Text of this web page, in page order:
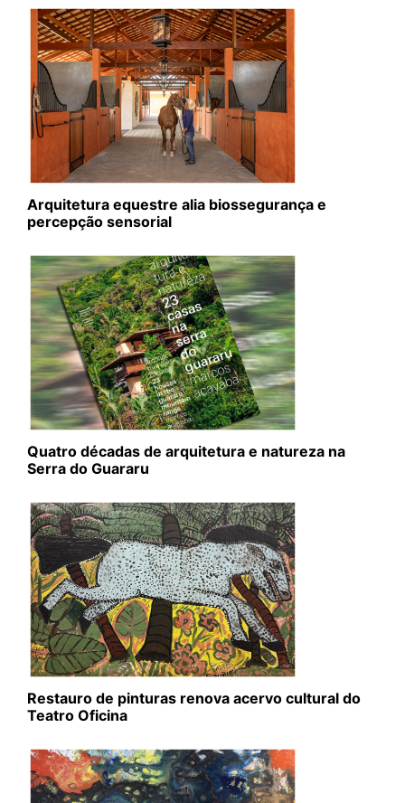
Arquitetura equestre alia biossegurança e
percepção sensorial
Quatro décadas de arquitetura e natureza na
Serra do Guararu
Restauro de pinturas renova acervo cultural do
Teatro Oficina